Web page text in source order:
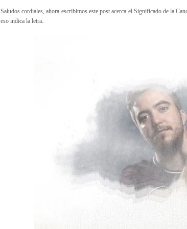
Saludos cordiales, ahora escribimos este post acerca el Significado de la
eso indica la letra.